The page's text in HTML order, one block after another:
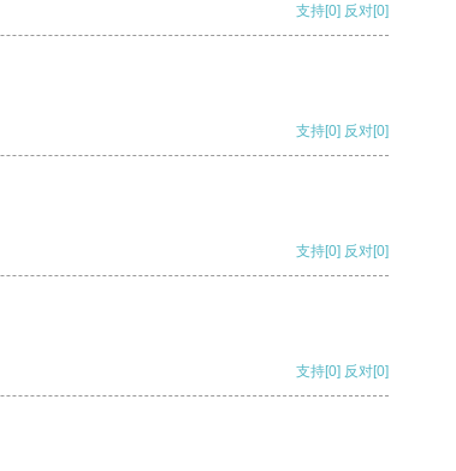
支持[0] 反对[0]
支持[0] 反对[0]
支持[0] 反对[0]
支持[0] 反对[0]